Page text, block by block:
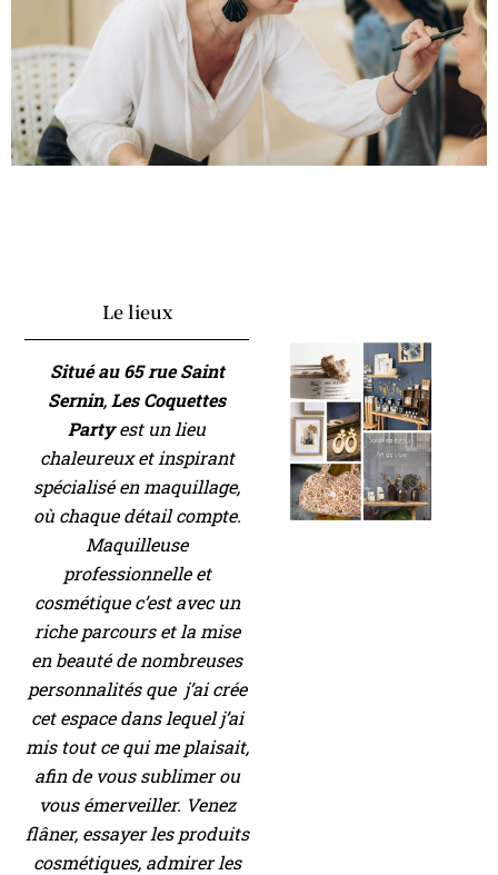
Le lieux
Situé au 65 rue Saint
Sernin,Les Coquettes
Partyest un lieu
chaleureux et inspirant
spécialisé en maquillage,
où chaque détail compte.
Maquilleuse
professionnelle et
cosmétique c’est avec un
riche parcours et la mise
en beauté de nombreuses
personnalités que j’ai crée
cet espace dans lequel j’ai
mis tout ce qui me plaisait,
afin de vous sublimer ou
vous émerveiller. Venez
flâner, essayer les produits
cosmétiques, admirer les